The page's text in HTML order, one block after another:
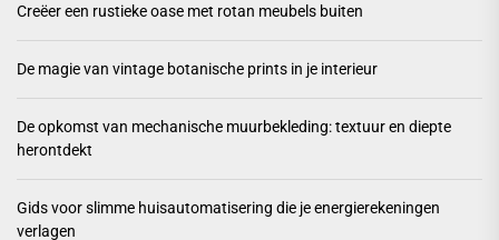
Creëer een rustieke oase met rotan meubels buiten
De magie van vintage botanische prints in je interieur
De opkomst van mechanische muurbekleding: textuur en diepte
herontdekt
Gids voor slimme huisautomatisering die je energierekeningen
verlagen